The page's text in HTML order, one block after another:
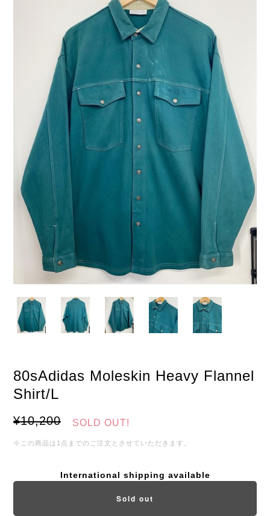
80sAdidas Moleskin Heavy Flannel
Shirt/L
¥10,200 SOLD OUT!
※この商品は1点までのご注文とさせていただきます。
International shipping available
Sold out